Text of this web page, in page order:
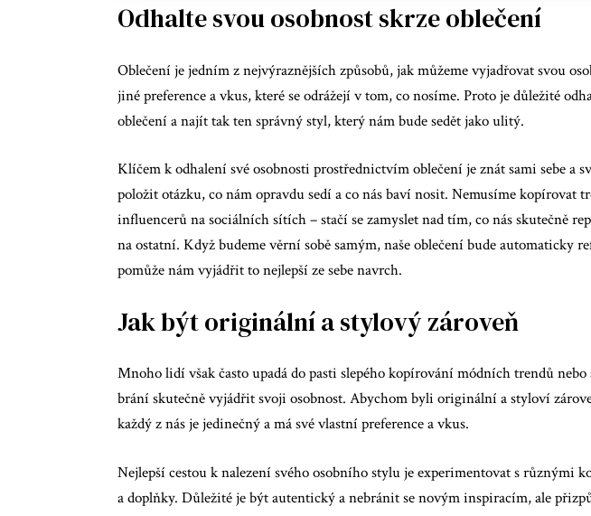
Odhalte svou osobnost skrze oblečení
Oblečení je jedním z nejvýraznějších způsobů, jak můžeme vyjadřovat svou
jiné preference a vkus, které se odrážejí v tom, co nosíme. Proto je důležité
oblečení a najít tak ten správný styl, který nám bude sedět jako ulitý.
Klíčem k odhalení své osobnosti prostřednictvím oblečení je znát sami sebe a
položit otázku, co nám opravdu sedí a co nás baví nosit. Nemusíme kopírovat
influencerů na sociálních sítích – stačí se zamyslet nad tím, co nás skutečně
na ostatní. Když budeme věrní sobě samým, naše oblečení bude automaticky
pomůže nám vyjádřit to nejlepší ze sebe navrch.
Jak být originální a stylový zároveň
Mnoho lidí však často upadá do pasti slepého kopírování módních trendů
brání skutečně vyjádřit svoji osobnost. Abychom byli originální a styloví
každý z nás je jedinečný a má své vlastní preference a vkus.
Nejlepší cestou k nalezení svého osobního stylu je experimentovat s různými
a doplňky. Důležité je být autentický a nebránit se novým inspiracím, ale